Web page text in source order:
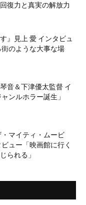
復力と真実の解放力
』見上 愛 インタビュ
のような大事な場
音＆下津優太監督 イ
ンルホラー誕生」
・マイティ・ムービ
ュー「映画館に行く
られる」